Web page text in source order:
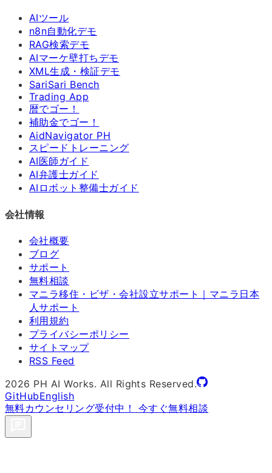
AIツール
n8n自動化デモ
RAG検索デモ
AIマーケ壁打ちデモ
XML生成・検証デモ
SariSari Bench
Trading App
暦でゴー！
補助金でゴー！
AidNavigator PH
スピードトレーニング
AI医師ガイド
AI弁護士ガイド
AIロボット整備士ガイド
会社情報
会社概要
ブログ
サポート
無料相談
マニラ移住・ビザ・会社設立サポート｜マニラ日本
人サポート
利用規約
プライバシーポリシー
サイトマップ
RSS Feed
2026 PH AI Works. All Rights Reserved.
GitHubEnglish
無料カウンセリング受付中！
今すぐ無料相談